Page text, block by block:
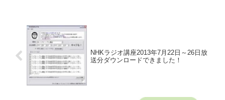
NHKラジオ講座2013年7月22日～26日放
送分ダウンロードできました！